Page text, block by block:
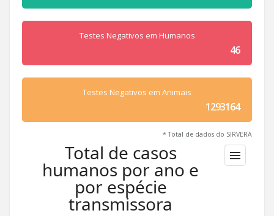
Testes Negativos em Humanos
46
Testes Negativos em Animais
1293164
* Total de dados do SIRVERA
Total de casos
humanos por ano e
por espécie
transmissora